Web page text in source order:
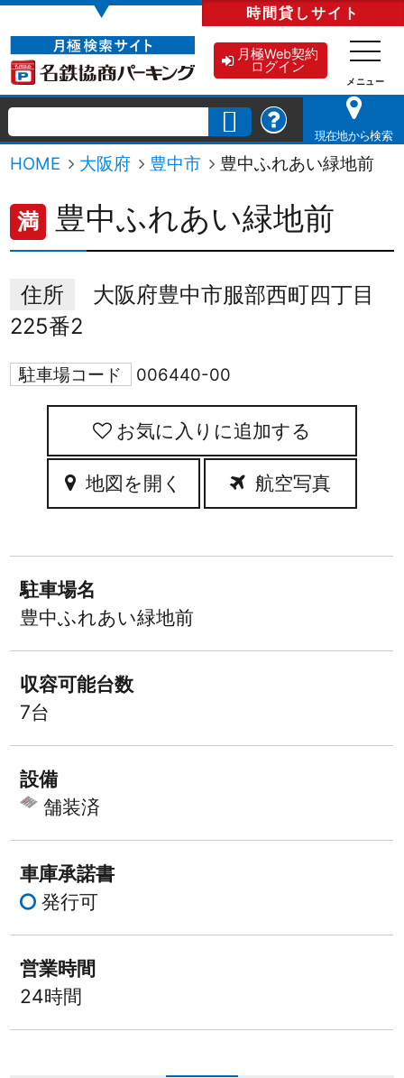
▼ 時間貸しサイト
月極Web契約
ログイン
現在地から検索
HOME 大阪府 豊中市 豊中ふれあい緑地前
満 豊中ふれあい緑地前
住所
大阪府豊中市服部西町四丁目
225番2
駐車場コード 006440-00
お気に入りに追加
地図を開く 航空写真
駐車場名
豊中ふれあい緑地前
収容可能台数
7台
設備
舗装済
車庫承諾書
発行可
営業時間
24時間